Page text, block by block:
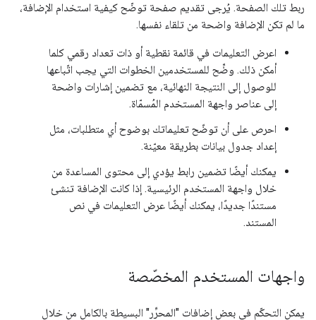
ربط تلك الصفحة. يُرجى تقديم صفحة توضّح كيفية استخدام الإضافة،
ما لم تكن الإضافة واضحة من تلقاء نفسها.
اعرض التعليمات في قائمة نقطية أو ذات تعداد رقمي كلما
أمكن ذلك. وضِّح للمستخدمين الخطوات التي يجب اتّباعها
للوصول إلى النتيجة النهائية، مع تضمين إشارات واضحة
إلى عناصر واجهة المستخدم المُسمّاة.
احرص على أن توضّح تعليماتك بوضوح أي متطلبات، مثل
إعداد جدول بيانات بطريقة معيّنة.
يمكنك أيضًا تضمين رابط يؤدي إلى محتوى المساعدة من
خلال واجهة المستخدم الرئيسية. إذا كانت الإضافة تنشئ
مستندًا جديدًا، يمكنك أيضًا عرض التعليمات في نص
المستند.
واجهات المستخدم المخصّصة
يمكن التحكّم في بعض إضافات "المحرِّر" البسيطة بالكامل من خلال